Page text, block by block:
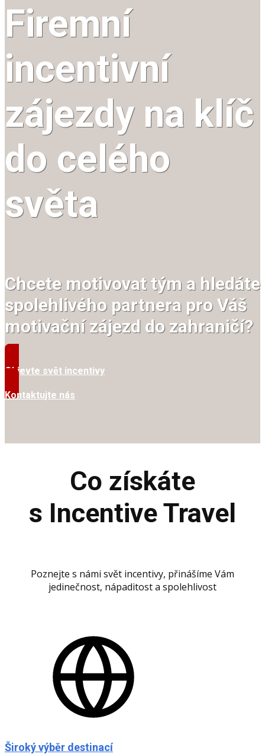
Firemní
incentivní
zájezdy na klíč
do celého
světa
Chcete motivovat tým a hledáte
spolehlivého partnera pro Váš
motivační zájezd do zahraničí?
Objevte svět incentivy
Kontaktujte nás
Co získáte
s Incentive Travel
Poznejte s námi svět incentivy, přinášíme Vám
jedinečnost, nápaditost a spolehlivost
Široký výběr destinací